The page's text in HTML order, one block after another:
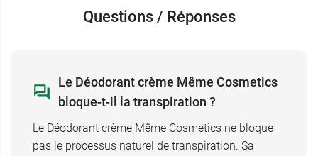
View this post on Instagram
Questions / Réponses
Le Déodorant crème Même Cosmetics
bloque-t-il la transpiration ?
Le Déodorant crème Même Cosmetics ne bloque
pas le processus naturel de transpiration. Sa